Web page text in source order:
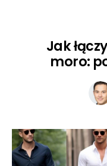
Jak
moro: